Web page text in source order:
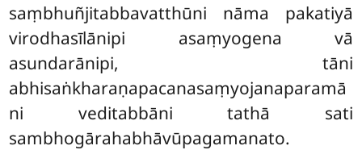
saṃbhuñjitabbavatthūni nāma pakatiyā
virodhasīlānipi asaṃyogena vā
asundarānipi, tāni
abhisaṅkharaṇapacanasaṃyojanaparamā
ni veditabbāni tathā sati
sambhogārahabhāvūpagamanato.